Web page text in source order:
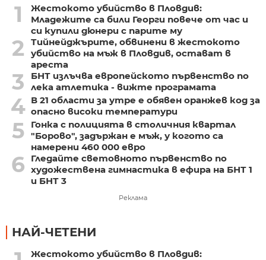
1
Жестокото убийство в Пловдив:
Младежите са били Георги повече от час и
си купили дюнери с парите му
2
Тийнейджърите, обвинени в жестокото
убийство на мъж в Пловдив, остават в
ареста
3
БНТ излъчва европейското първенство по
лека атлетика - вижте програмата
4 В 21 области за утре е обявен оранжев код за
опасно високи температури
5
Гонка с полицията в столичния квартал
"Борово", задържан е мъж, у когото са
намерени 460 000 евро
6
Гледайте световното първенство по
художествена гимнастика в ефира на БНТ 1
и БНТ 3
Реклама
НАЙ-ЧЕТЕНИ
Жестокото убийство в Пловдив: